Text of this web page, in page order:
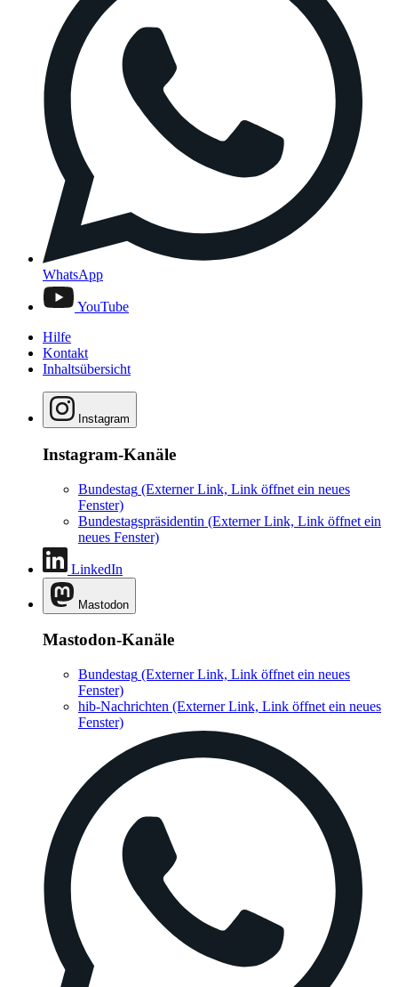
WhatsApp
YouTube
Hilfe
Kontakt
Inhaltsübersicht
Instagram
Instagram-Kanäle
Bundestag (Externer Link, Link öffnet ein neues
Fenster)
Bundestagspräsidentin (Externer Link, Link öffnet ein
neues Fenster)
LinkedIn
Mastodon
Mastodon-Kanäle
Bundestag (Externer Link, Link öffnet ein neues
Fenster)
hib-Nachrichten (Externer Link, Link öffnet ein neues
Fenster)